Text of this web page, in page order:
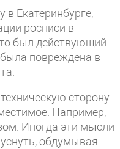
Екатеринбурге,
росписи в
был действующий
повреждена в
сторону
Например,
Иногда эти мысли
обдумывая